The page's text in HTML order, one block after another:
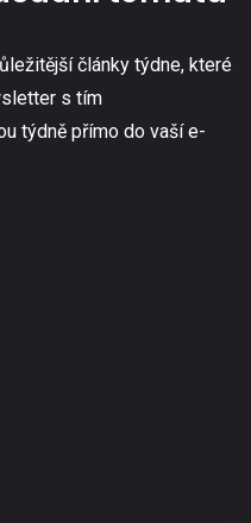
články týdne, které
s tím
týdně přímo do vaší e-